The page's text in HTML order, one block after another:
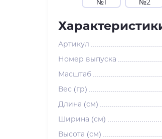
№1 №2
Артикул
Номер выпуска
Масштаб
Вес (гр)
Длина (см)
Ширина (см)
Высота (см)